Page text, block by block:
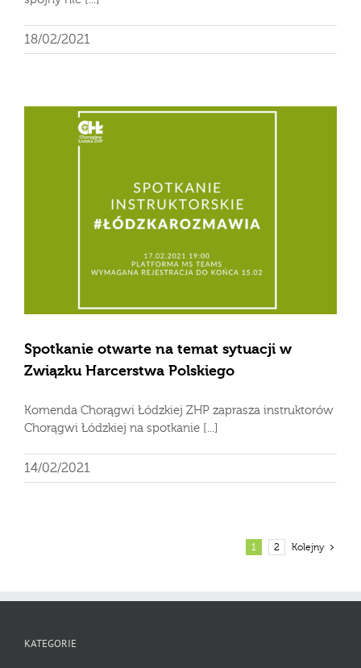
18/02/2021
Spotkanie otwarte na temat sytuacji w
Związku Harcerstwa Polskiego
Komenda Chorągwi Łódzkiej ZHP zaprasza instruktorów
Chorągwi Łódzkiej na spotkanie [...]
14/02/2021
1 2 Kolejny
KATEGORIE